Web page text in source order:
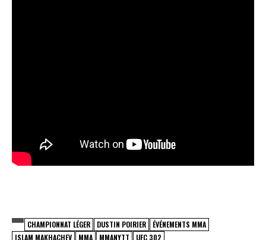
CHAMPIONNAT LÉGER DUSTIN POIRIER
ÉVÉNEMENTS MMA
ISLAM MAKHACHEV
MMA MMANYTT UFC 302